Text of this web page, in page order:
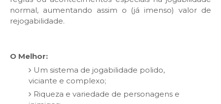
normal, aumentando assim o (já imenso) valor de
rejogabilidade.
O Melhor:
Um sistema de jogabilidade polido,
viciante e complexo;
Riqueza e variedade de personagens e